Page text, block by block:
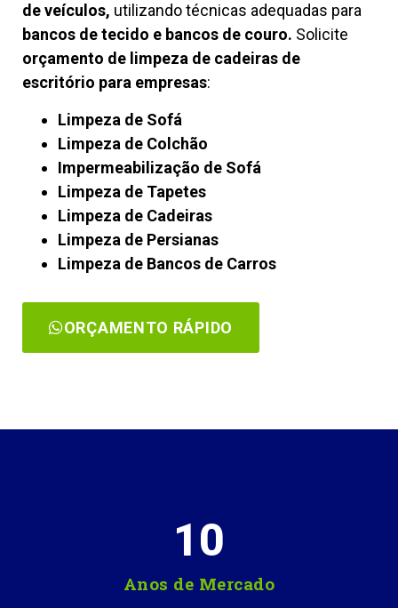
de veículos, utilizando técnicas adequadas para
bancos de tecido e bancos de couro. Solicite
orçamento de limpeza de cadeiras de
escritório para empresas:
Limpeza de Sofá
Limpeza de Colchão
Impermeabilização de Sofá
Limpeza de Tapetes
Limpeza de Cadeiras
Limpeza de Persianas
Limpeza de Bancos de Carros
ORÇAMENTO RÁPIDO
Anos de Mercado
10